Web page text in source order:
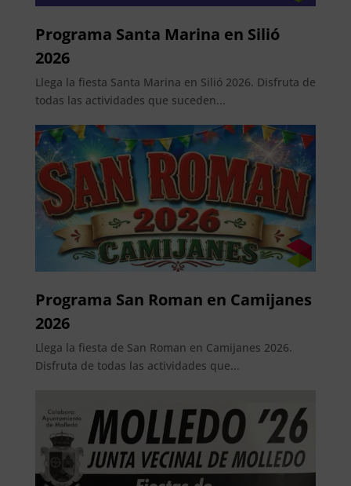
Programa Santa Marina en Silió
2026
Llega la fiesta Santa Marina en Silió 2026. Disfruta de
todas las actividades que suceden...
Programa San Roman en Camijanes
2026
Llega la fiesta de San Roman en Camijanes 2026.
Disfruta de todas las actividades que...